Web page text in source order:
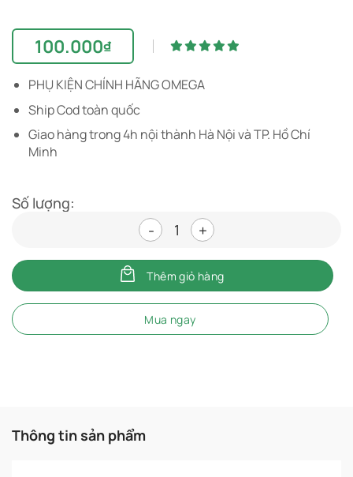
100.000₫
PHỤ KIỆN CHÍNH HÃNG OMEGA
Ship Cod toàn quốc
Giao hàng trong 4h nội thành Hà Nội và TP. Hồ Chí
Minh
Số lượng:
Phễu tiếp nguyên liệu máy ép
Thêm giỏ hàng
Mua ngay
Thông tin sản phẩm